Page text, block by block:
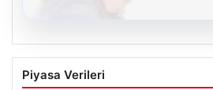
Kelebek.Org İle Sanal
Adresi Ve Sohbet
Piyasa Verileri